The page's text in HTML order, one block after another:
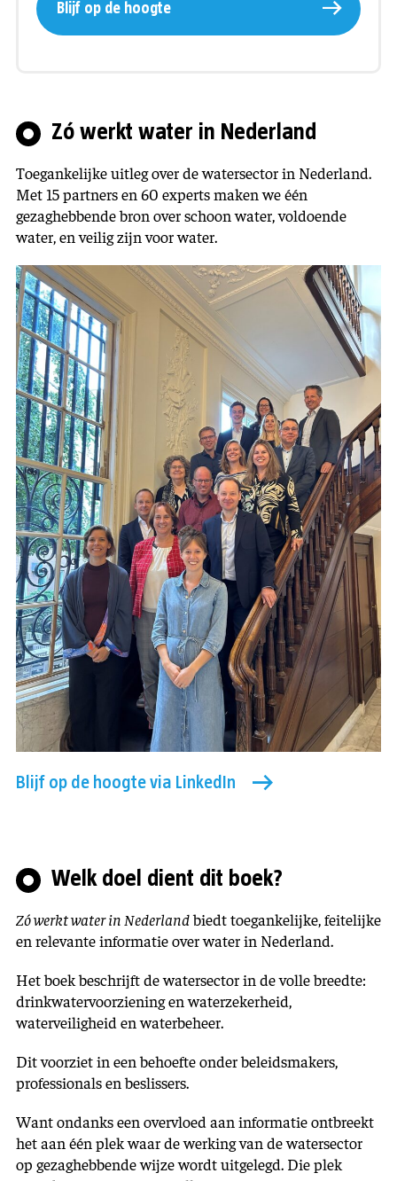
Blijf op de hoogte
Zó werkt water in Nederland
Toegankelijke uitleg over de watersector in Nederland.
Met 15 partners en 60 experts maken we één
gezaghebbende bron over schoon water, voldoende
water, en veilig zijn voor water.
Blijf op de hoogte via LinkedIn
Welk doel dient dit boek?
Zó werkt water in Nederlandbiedt toegankelijke, feitelijke
en relevante informatie over water in Nederland.
Het boek beschrijft de watersector in de volle breedte:
drinkwatervoorziening en waterzekerheid,
waterveiligheid en waterbeheer.
Dit voorziet in een behoefte onder beleidsmakers,
professionals en beslissers.
Want ondanks een overvloed aan informatie ontbreekt
het aan één plek waar de werking van de watersector
op gezaghebbende wijze wordt uitgelegd. Die plek